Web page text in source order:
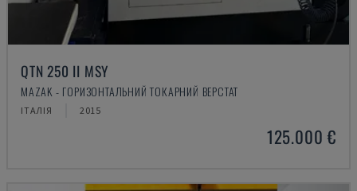
QTN 250 II MSY
MAZAK - ГОРИЗОНТАЛЬНИЙ ТОКАРНИЙ ВЕРСТАТ
ІТАЛІЯ 2015
125.000 €